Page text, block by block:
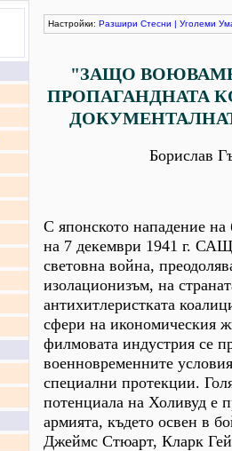
Настройки: Разшири Стесни | Уголеми
"ЗАЩО
ПРОПАГАНДНАТА
Борислав
С японското нападение
на 7 декември 1941 г.
световна война,
изолационизъм, на
антихитлеристката
сфери на икономическия
филмовата индустрия се
военновременните
специални протекции.
потенциала на Холивуд е
армията, където освен в
Джеймс Стюарт, Кларк